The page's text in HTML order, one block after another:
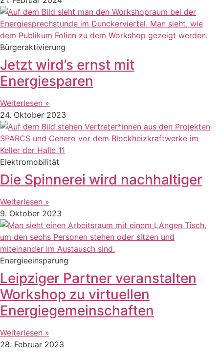
Bürgeraktivierung
Jetzt wird’s ernst mit
Energiesparen
Weiterlesen »
24. Oktober 2023
Elektromobilität
Die Spinnerei wird nachhaltiger
Weiterlesen »
9. Oktober 2023
Energieeinsparung
Leipziger Partner veranstalten
Workshop zu virtuellen
Energiegemeinschaften
Weiterlesen »
28. Februar 2023